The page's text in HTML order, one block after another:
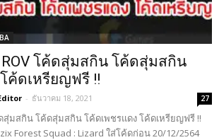
โค้ดสุ่มสกิน โค้ดสุ่มสกิน
ค้ดเหรียญฟรี !!
- ธันวาคม 18, 2021 27
สุ่มสกิน โค้ดสุ่มสกิน โค้ดเพชรแดง โค้ดเหรียญฟรี !!
Forest Squad : Lizard ใส่โค้ดก่อน 20/12/2564